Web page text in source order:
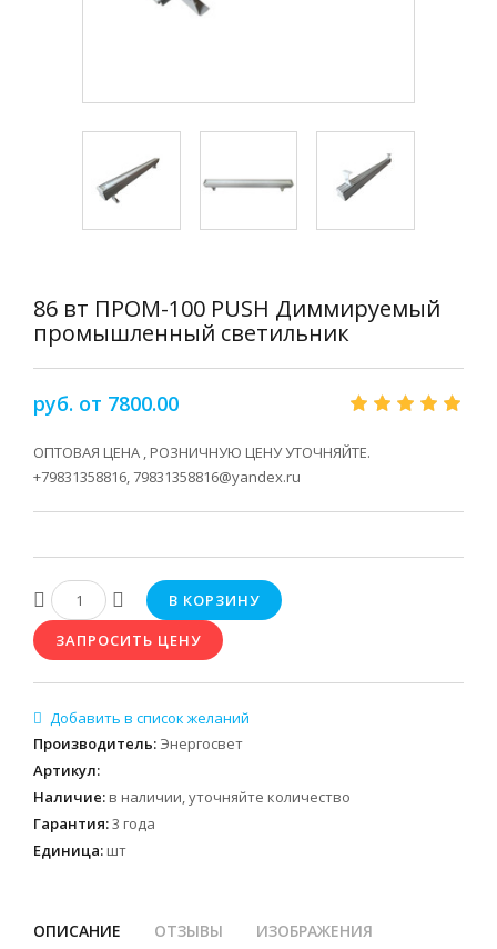
86 вт ПРОМ-100 PUSH Диммируемый
промышленный светильник
руб. от 7800.00
ОПТОВАЯ ЦЕНА , РОЗНИЧНУЮ ЦЕНУ УТОЧНЯЙТЕ.
+79831358816, 79831358816@yandex.ru
Производитель: Энергосвет
Артикул:
Наличие: в наличии, уточняйте количество
Гарантия:3 года
Единица: шт
ОПИСАНИЕ ОТЗЫВЫ ИЗОБРАЖЕНИЯ